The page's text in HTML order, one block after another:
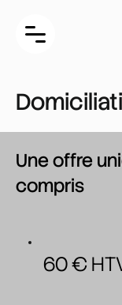
Une offre
compris
60 €